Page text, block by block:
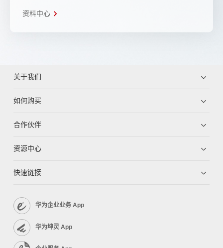
资料中心
关于我们
如何购买
合作伙伴
资源中心
快速链接
华为企业业务 App
华为坤灵 App